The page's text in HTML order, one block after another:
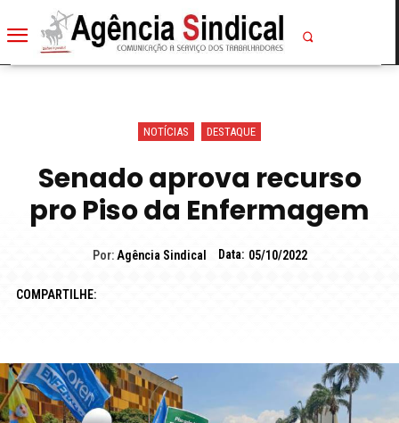
NOTÍCIAS DESTAQUE
Senado aprova recurso
pro Piso da Enfermagem
Por: Agência Sindical Data: 05/10/2022
COMPARTILHE: